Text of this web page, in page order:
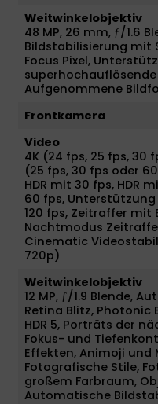
Weitwinkelobjektiv
48 MP, 26 mm, ƒ/1.6
Bildstabilisierung mit
Focus Pixel,
superhochauflösende
Aufgenommene
Frontkamera
Video
4K (24 fps, 25 fps, 30
(25 fps, 30 fps oder
HDR mit 30 fps, HDR
60 fps,
120 fps, Zeitraffer mit
Nachtmodus
Cinematic
720p)
Weitwinkelobjektiv
12 MP, ƒ/1.9 Blende,
Retina Blitz, Photonic
HDR 5, Porträts der
Fokus- und
Effekten, Animoji und
Fotografische Stile,
großem Farbraum,
Automatische